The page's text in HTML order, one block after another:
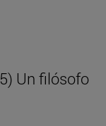
Un filósofo